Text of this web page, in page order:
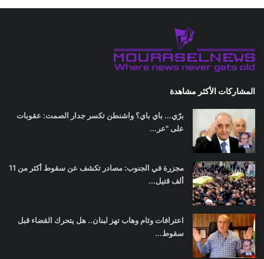
المشاركات الأكثر مشاهدة
برّي... باي باي؟ واشنطن تكسر جدار الصمت: عقوبات
على "عر...
مجزرة في الجنوب: مصادر تكشف عن سقوط أكثر من 11
ألف قتيل...
اعترافات وئام وهاب تهز لبنان.. هل يتحرك القضاء قبل
سقوط...